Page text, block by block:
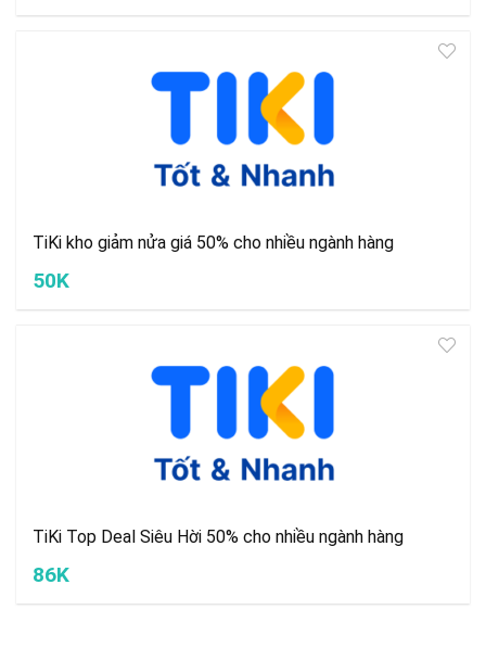
TiKi kho giảm nửa giá 50% cho nhiều ngành hàng
50K
TiKi Top Deal Siêu Hời 50% cho nhiều ngành hàng
86K